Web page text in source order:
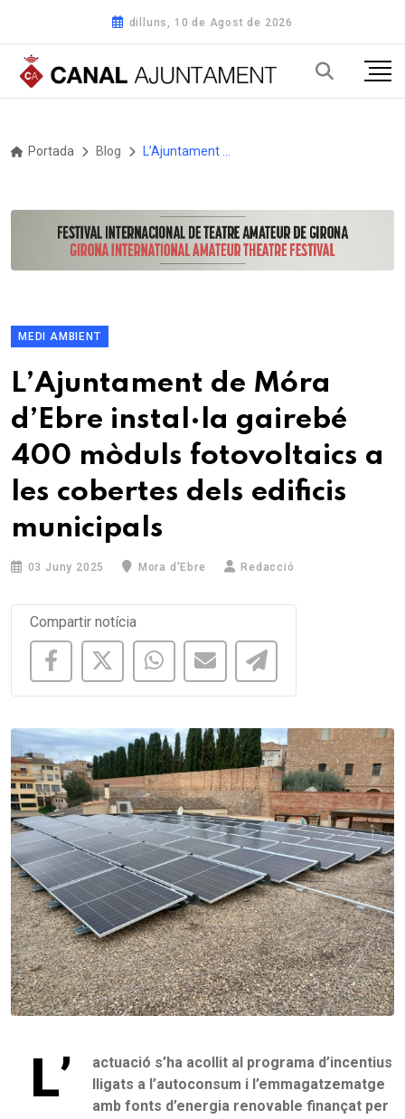
dilluns, 10 de Agost de 2026
Portada Blog
MEDI AMBIENT
L’Ajuntament de Móra
d’Ebre instal·la gairebé
400 mòduls fotovoltaics a
les cobertes dels edificis
municipals
03 Juny 2025 Mora d'Ebre Redacció
Compartir notícia
L’
actuació s’ha acollit al programa d’incentius
lligats a l’autoconsum i l’emmagatzematge
amb fonts d’energia renovable finançat per